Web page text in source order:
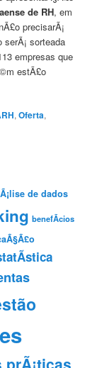
de RH, em
precisarÃ¡
sorteada
empresas que
estÃ£o
,Oferta,
de dados
benefÃ­cios